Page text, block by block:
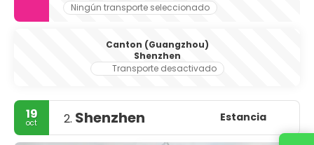
Ningún transporte seleccionado
Canton (Guangzhou)
Shenzhen
Transporte desactivado
19
oct 2. Shenzhen Estancia